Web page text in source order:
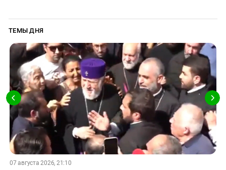
ТЕМЫ ДНЯ
07 августа 2026, 21:10